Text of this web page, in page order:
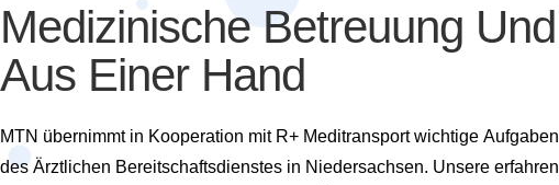
Medizinische Betreuung
Aus Einer Hand
MTN übernimmt in Kooperation mit R+ Meditransport wichtige
des Ärztlichen Bereitschaftsdienstes in Niedersachsen. Unsere